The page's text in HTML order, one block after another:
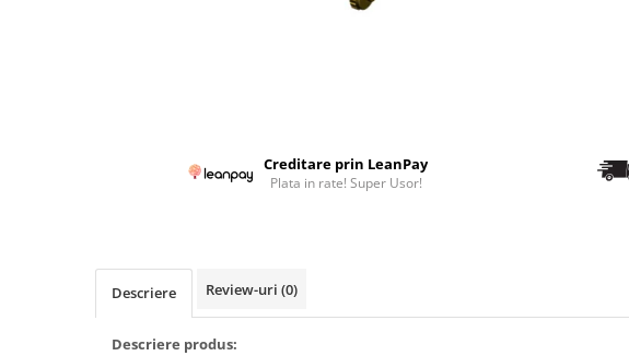
Radiatoare de baie portprosop
Creditare prin LeanPay
Plata in rate! Super Usor!
Descriere Review-uri (0)
Descriere produs: